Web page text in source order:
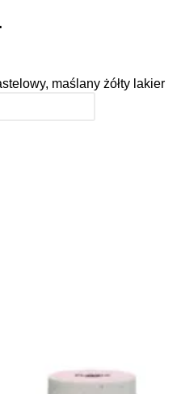
maślany żółty lakier